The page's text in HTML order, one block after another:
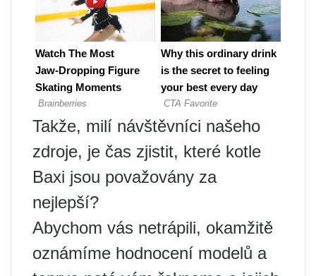
Takže, milí návštěvníci našeho
zdroje, je čas zjistit, které kotle
Baxi jsou považovány za
nejlepší?
Abychom vás netrápili, okamžitě
oznámíme hodnocení modelů a